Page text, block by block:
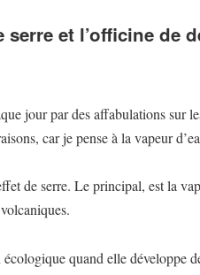
serre et l’officine de
jour par des affabulations sur
car je pense à la vapeur
de serre. Le principal, est la
quand elle développe